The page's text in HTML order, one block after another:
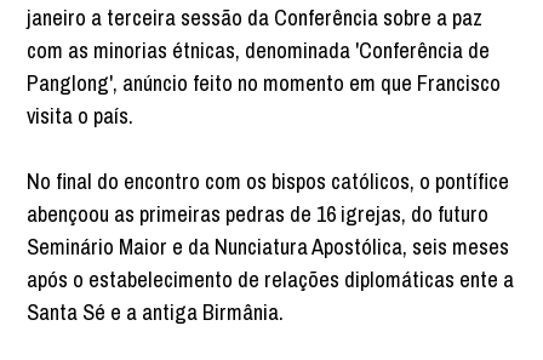
janeiro a terceira sessão da Conferência sobre a paz
com as minorias étnicas, denominada 'Conferência de
Panglong', anúncio feito no momento em que Francisco
visita o país.
No final do encontro com os bispos católicos, o pontífice
abençoou as primeiras pedras de 16 igrejas, do futuro
Seminário Maior e da Nunciatura Apostólica, seis meses
após o estabelecimento de relações diplomáticas ente a
Santa Sé e a antiga Birmânia.